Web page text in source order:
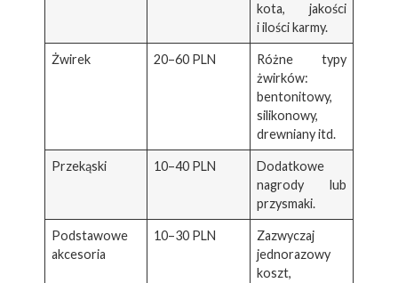
kota, jakości
i ilości karmy.
Żwirek 20–60 PLN
Różne typy
żwirków:
bentonitowy,
silikonowy,
drewniany itd.
Przekąski 10–40 PLN
Dodatkowe
nagrody lub
przysmaki.
Podstawowe
akcesoria
10–30 PLN
Zazwyczaj
jednorazowy
koszt,